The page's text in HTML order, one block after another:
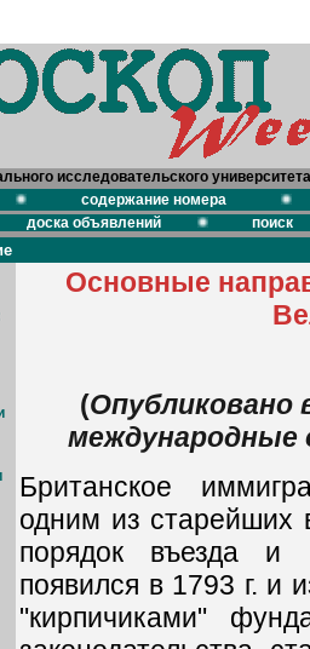
исследовательского
содержание номера
доска объявлений поиск
Основные
(Опубликовано
международные
Британское
одним из старейших
порядок въезда и
появился в 1793 г. и
"кирпичиками"